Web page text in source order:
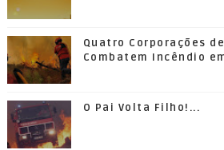
Quatro Corporações
Combatem Incêndio
O Pai Volta Filho!...